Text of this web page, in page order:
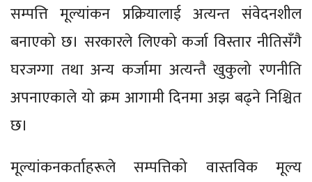
सम्पत्ति मूल्यांकन प्रक्रियालाई अत्यन्त संवेदनशील
बनाएको छ। सरकारले लिएको कर्जा विस्तार नीतिसँगै
घरजग्गा तथा अन्य कर्जामा अत्यन्तै खुकुलो रणनीति
अपनाएकाले यो क्रम आगामी दिनमा अझ बढ्ने निश्चित
छ।
मूल्यांकनकर्ताहरूले सम्पत्तिको वास्तविक मूल्य